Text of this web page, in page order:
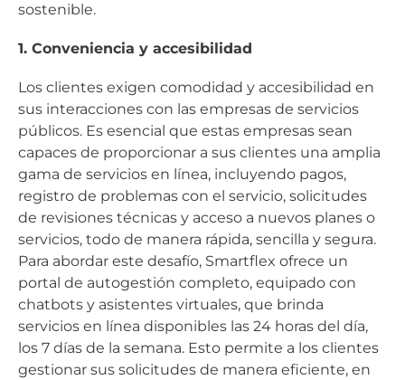
sostenible.
1. Conveniencia y accesibilidad
Los clientes exigen comodidad y accesibilidad en
sus interacciones con las empresas de servicios
públicos. Es esencial que estas empresas sean
capaces de proporcionar a sus clientes una amplia
gama de servicios en línea, incluyendo pagos,
registro de problemas con el servicio, solicitudes
de revisiones técnicas y acceso a nuevos planes o
servicios, todo de manera rápida, sencilla y segura.
Para abordar este desafío, Smartflex ofrece un
portal de autogestión completo, equipado con
chatbots y asistentes virtuales, que brinda
servicios en línea disponibles las 24 horas del día,
los 7 días de la semana. Esto permite a los clientes
gestionar sus solicitudes de manera eficiente, en